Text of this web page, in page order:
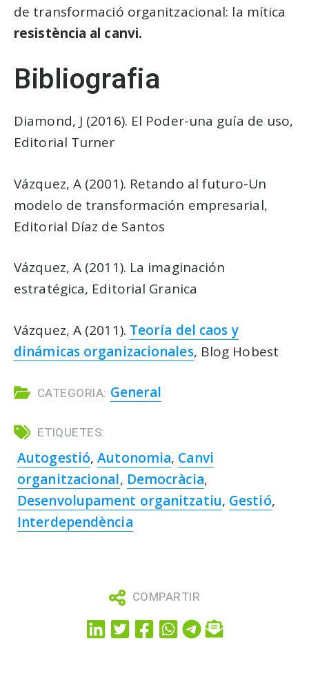
de transformació organitzacional: la mítica
resistència al canvi.
Bibliografia
Diamond, J (2016). El Poder-una guía de uso,
Editorial Turner
Vázquez, A (2001). Retando al futuro-Un
modelo de transformación empresarial,
Editorial Díaz de Santos
Vázquez, A (2011). La imaginación
estratégica, Editorial Granica
Vázquez, A (2011). Teoría del caos y
dinámicas organizacionales, Blog Hobest
CATEGORIA: General
ETIQUETES:
Autogestió,Autonomia, Canvi
organitzacional, Democràcia,
Desenvolupament organitzatiu, Gestió,
Interdependència
COMPARTIR